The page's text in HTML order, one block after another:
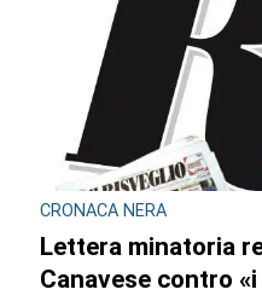
CRONACA NERA
Lettera minatoria
Canavese contro